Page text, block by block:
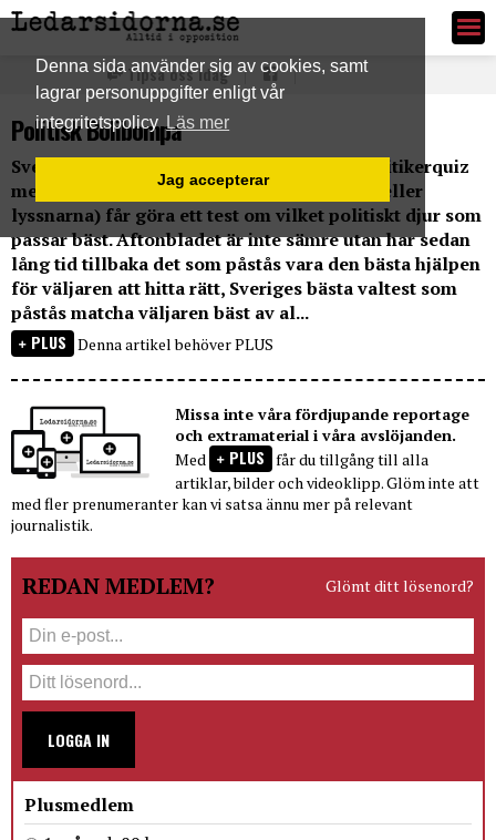
Denna sida använder sig av cookies, samt
lagrar personuppgifter enligt vår
integritetspolicyLäs mer
Jag accepterar
Ledarsidorna.se
Tipsa oss idag
Politisk Bolibompa
Sveriges Radio har nu programserinen ”Politikerquiz
med partiledarna” och ett test där läsarna (eller
lyssnarna) får göra ett test om vilket politiskt djur som
passar bäst. Aftonbladet är inte sämre utan har sedan
lång tid tillbaka det som påstås vara den bästa hjälpen
för väljaren att hitta rätt, Sveriges bästa valtest som
påstås matcha väljaren bäst av al...
PLUS Denna artikel behöver PLUS
Missa inte våra fördjupande reportage
och extramaterial i våra avslöjanden.
Med
PLUS får du tillgång till alla
artiklar, bilder och videoklipp. Glöm inte att
med fler prenumeranter kan vi satsa ännu mer på relevant
journalistik.
REDAN MEDLEM? Glömt ditt lösenord?
LOGGA IN
Plusmedlem